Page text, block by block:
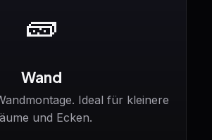
🧱
Wand
Ideal für kleinere
und Ecken.